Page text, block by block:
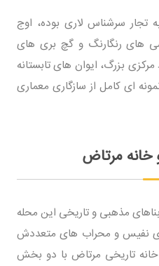
تجار سرشناس لاری بوده، اوج
های رنگارنگ و گچ بری های
بزرگ، ایوان های تابستانه
ای کامل از سازگاری معماری
مرتاض
مذهبی و تاریخی این محله
نفیس و محراب های متعددش
خانه تاریخی مرتاض با دو بخش